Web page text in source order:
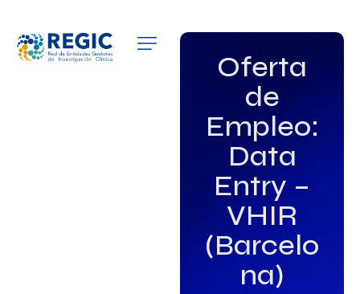
Oferta
de
Empleo:
Data
Entry –
VHIR
(Barcelo
na)
QUIÉNES SOMOS
PATROCINADORES
GRUPOS DE INTERÉS